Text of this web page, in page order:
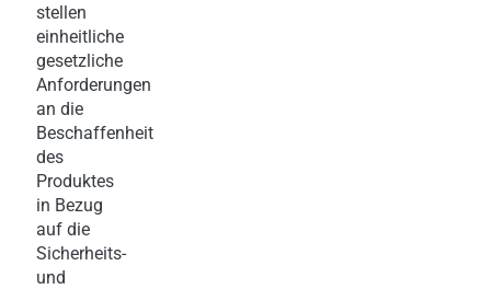
stellen
einheitliche
gesetzliche
Anforderungen
an die
Beschaffenheit
des
Produktes
in Bezug
auf die
Sicherheits-
und